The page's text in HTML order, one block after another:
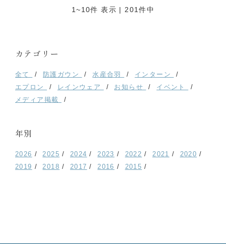
1~10件 表示 | 201件中
カテゴリー
全て 防護ガウン 水産合羽
インターン
エプロン
レインウェア お知らせ
イベント
メディア掲載
年別
2026 2025 2024 2023 2022 2021
2020
2019
2018 2017 2016 2015